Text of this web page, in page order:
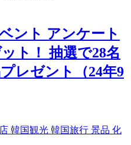
ント アンケート
ト！ 抽選で28名
レゼント（24年9
韓国観光 韓国旅行 景品 化